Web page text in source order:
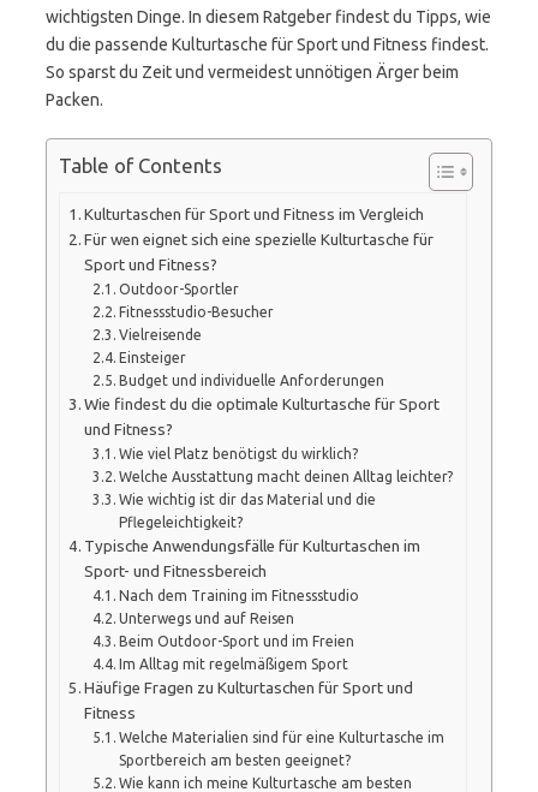
wichtigsten Dinge. In diesem Ratgeber findest du Tipps, wie
du die passende Kulturtasche für Sport und Fitness findest.
So sparst du Zeit und vermeidest unnötigen Ärger beim
Packen.
Table of Contents
Kulturtaschen für Sport und Fitness im Vergleich
Für wen eignet sich eine spezielle Kulturtasche für
Sport und Fitness?
Outdoor-Sportler
Fitnessstudio-Besucher
Vielreisende
Einsteiger
Budget und individuelle Anforderungen
Wie findest du die optimale Kulturtasche für Sport
und Fitness?
Wie viel Platz benötigst du wirklich?
Welche Ausstattung macht deinen Alltag leichter?
Wie wichtig ist dir das Material und die
Pflegeleichtigkeit?
Typische Anwendungsfälle für Kulturtaschen im
Sport- und Fitnessbereich
Nach dem Training im Fitnessstudio
Unterwegs und auf Reisen
Beim Outdoor-Sport und im Freien
Im Alltag mit regelmäßigem Sport
Häufige Fragen zu Kulturtaschen für Sport und
Fitness
Welche Materialien sind für eine Kulturtasche im
Sportbereich am besten geeignet?
Wie kann ich meine Kulturtasche am besten